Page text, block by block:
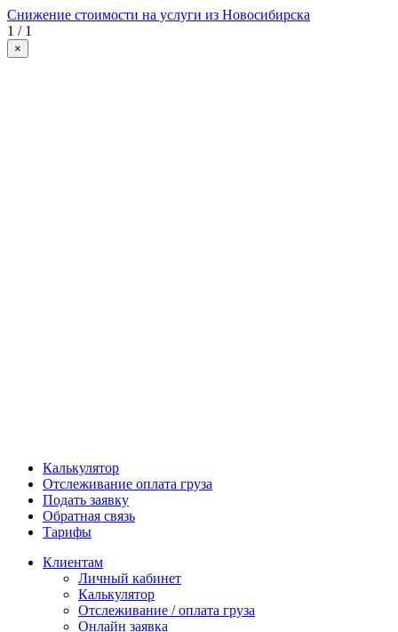
Снижение стоимости на услуги из Новосибирска
1 / 1
×
Калькулятор
Отслеживание оплата груза
Подать заявку
Обратная связь
Тарифы
Клиентам
Личный кабинет
Калькулятор
Отслеживание / оплата груза
Онлайн заявка